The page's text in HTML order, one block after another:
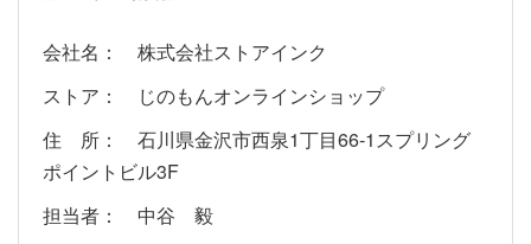
会社名： 株式会社ストアインク
ストア： じのもんオンラインショップ
住 所： 石川県金沢市西泉1丁目66-1スプリング
ポイントビル3F
担当者： 中谷 毅